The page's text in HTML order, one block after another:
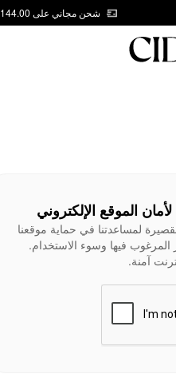
شحن مجاني على AED 144.00
الموقع الإلكتروني
لمساعدتنا في حماية موقعنا
المرغوب فيها وسوء الاستخدام.
آمنة.